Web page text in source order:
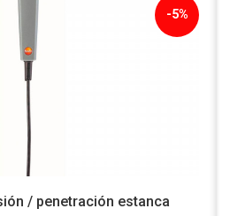
-5%
/ penetración estanca